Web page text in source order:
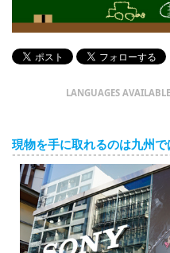
デイリートピックス
LANGUAGES
現物を手に取れるのは九州で